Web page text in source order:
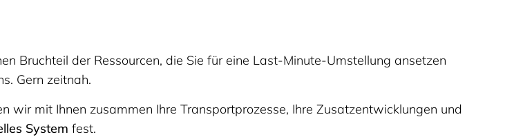
Bruchteil der Ressourcen, die Sie für eine Last-Minute-Umstellung ansetzen
Gern zeitnah.
wir mit Ihnen zusammen Ihre Transportprozesse, Ihre Zusatzentwicklungen und
System fest.